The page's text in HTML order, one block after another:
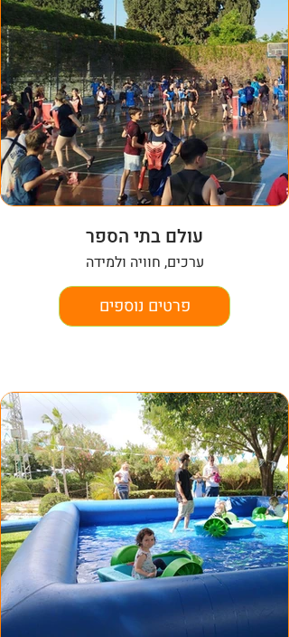
עולם בתי הספר
ערכים, חוויה ולמידה
פרטים נוספים